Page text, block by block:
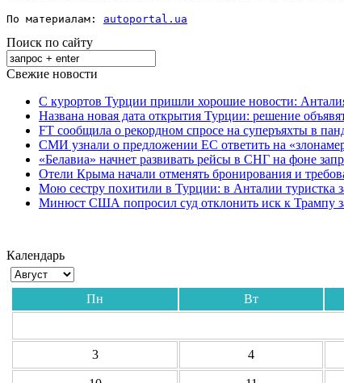
По материалам: autoportal.ua
Поиск по сайту
Свежие новости
С курортов Турции пришли хорошие новости:
Названа новая дата открытия Турции: решение
FT сообщила о рекордном спросе на суперъяхты в
СМИ узнали о предложении ЕС ответить на
«Белавиа» начнет развивать рейсы в СНГ на фоне
Отели Крыма начали отменять бронирования и
Мою сестру похитили в Турции: в Анталии туристка
Минюст США попросил суд отклонить иск к Трампу
Календарь
Пн Вт
3 4